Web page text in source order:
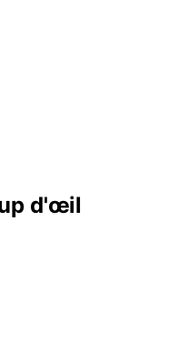
d'œil